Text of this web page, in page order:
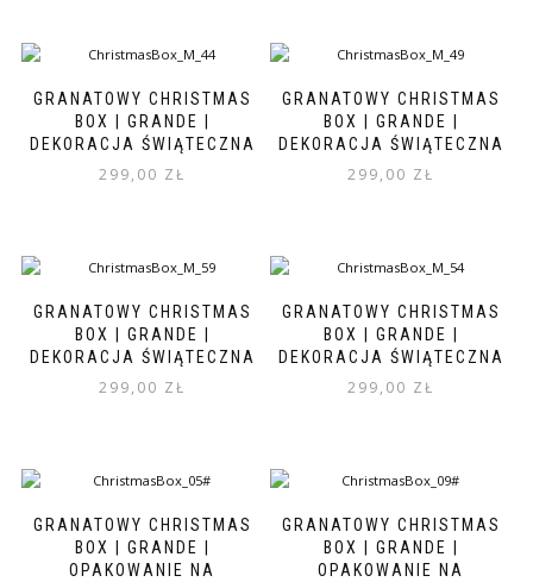
GRANATOWY CHRISTMAS
BOX | GRANDE |
DEKORACJA ŚWIĄTECZNA
299,00 ZŁ
GRANATOWY CHRISTMAS
BOX | GRANDE |
DEKORACJA ŚWIĄTECZNA
299,00 ZŁ
GRANATOWY CHRISTMAS
BOX | GRANDE |
DEKORACJA ŚWIĄTECZNA
299,00 ZŁ
GRANATOWY CHRISTMAS
BOX | GRANDE |
DEKORACJA ŚWIĄTECZNA
299,00 ZŁ
GRANATOWY CHRISTMAS
BOX | GRANDE |
OPAKOWANIE NA
GRANATOWY CHRISTMAS
BOX | GRANDE |
OPAKOWANIE NA